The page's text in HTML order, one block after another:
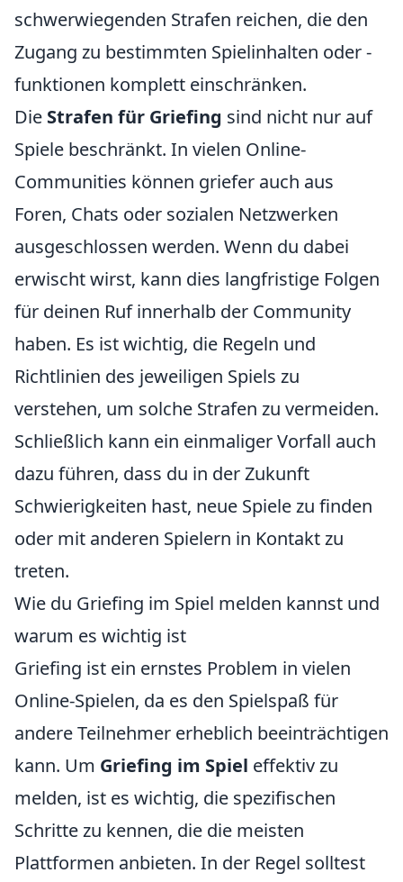
schwerwiegenden Strafen reichen, die den
Zugang zu bestimmten Spielinhalten oder -
funktionen komplett einschränken.
Die Strafen für Griefing sind nicht nur auf
Spiele beschränkt. In vielen Online-
Communities können griefer auch aus
Foren, Chats oder sozialen Netzwerken
ausgeschlossen werden. Wenn du dabei
erwischt wirst, kann dies langfristige Folgen
für deinen Ruf innerhalb der Community
haben. Es ist wichtig, die Regeln und
Richtlinien des jeweiligen Spiels zu
verstehen, um solche Strafen zu vermeiden.
Schließlich kann ein einmaliger Vorfall auch
dazu führen, dass du in der Zukunft
Schwierigkeiten hast, neue Spiele zu finden
oder mit anderen Spielern in Kontakt zu
treten.
Wie du Griefing im Spiel melden kannst und
warum es wichtig ist
Griefing ist ein ernstes Problem in vielen
Online-Spielen, da es den Spielspaß für
andere Teilnehmer erheblich beeinträchtigen
kann. Um Griefing im Spiel effektiv zu
melden, ist es wichtig, die spezifischen
Schritte zu kennen, die die meisten
Plattformen anbieten. In der Regel solltest